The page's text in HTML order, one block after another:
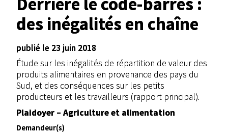
des inégalités en chaîne
publié le 23 juin 2018
Étude sur les inégalités de répartition de valeur des
produits alimentaires en provenance des pays du
Sud, et des conséquences sur les petits
producteurs et les travailleurs (rapport principal).
Plaidoyer – Agriculture et alimentation
Demandeur(s)